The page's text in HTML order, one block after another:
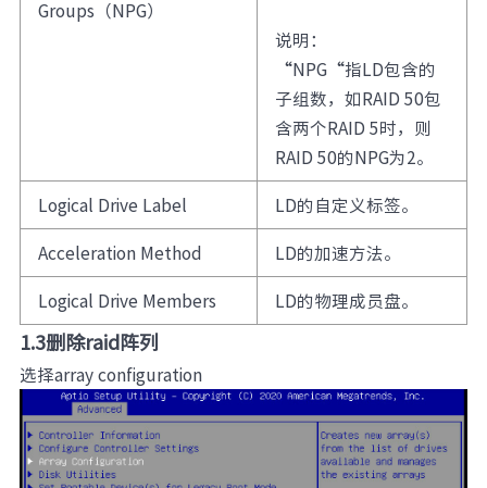
Groups（NPG）
说明：
“NPG“指LD包含的
子组数，如RAID 50包
含两个RAID 5时，则
RAID 50的NPG为2。
Logical Drive Label
LD的自定义标签。
Acceleration Method
LD的加速方法。
Logical Drive Members
LD的物理成员盘。
1.3删除raid阵列
选择array configuration